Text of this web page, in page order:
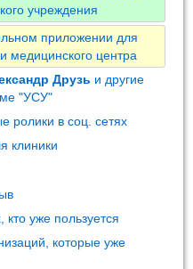
учреждения
приложении для
медицинского центра
Друзь и другие
"УСУ"
ролики в соц. сетях
клиники
кто уже пользуется
которые уже